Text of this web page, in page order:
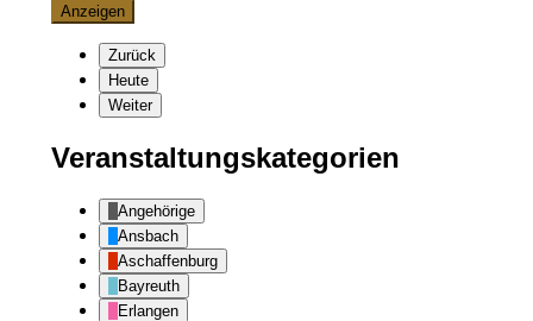
Zurück
Heute
Weiter
Veranstaltungskategorien
Angehörige
Ansbach
Aschaffenburg
Bayreuth
Erlangen